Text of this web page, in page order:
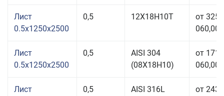
Лист
0.5x1250x2500
0,5 12Х18Н10Т
от 325
060,00
Лист
0.5x1250x2500
0,5
AISI 304
(08Х18Н10)
от 171
060,00
Лист
0,5 AISI 316L
от 243